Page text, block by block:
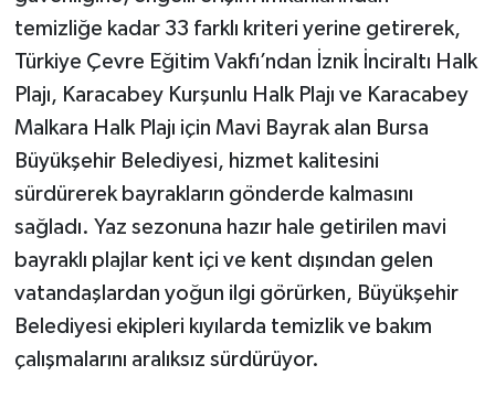
temizliğe kadar 33 farklı kriteri yerine getirerek,
Türkiye Çevre Eğitim Vakfı’ndan İznik İnciraltı Halk
Plajı, Karacabey Kurşunlu Halk Plajı ve Karacabey
Malkara Halk Plajı için Mavi Bayrak alan Bursa
Büyükşehir Belediyesi, hizmet kalitesini
sürdürerek bayrakların gönderde kalmasını
sağladı. Yaz sezonuna hazır hale getirilen mavi
bayraklı plajlar kent içi ve kent dışından gelen
vatandaşlardan yoğun ilgi görürken, Büyükşehir
Belediyesi ekipleri kıyılarda temizlik ve bakım
çalışmalarını aralıksız sürdürüyor.